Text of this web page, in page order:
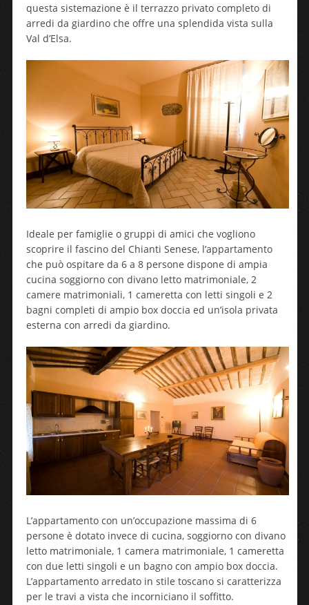
questa sistemazione è il terrazzo privato completo di
arredi da giardino che offre una splendida vista sulla
Val d’Elsa.
Ideale per famiglie o gruppi di amici che vogliono
scoprire il fascino del Chianti Senese, l’appartamento
che può ospitare da 6 a 8 persone dispone di ampia
cucina soggiorno con divano letto matrimoniale, 2
camere matrimoniali, 1 cameretta con letti singoli e 2
bagni completi di ampio box doccia ed un’isola privata
esterna con arredi da giardino.
L’appartamento con un’occupazione massima di 6
persone è dotato invece di cucina, soggiorno con divano
letto matrimoniale, 1 camera matrimoniale, 1 cameretta
con due letti singoli e un bagno con ampio box doccia.
L’appartamento arredato in stile toscano si caratterizza
per le travi a vista che incorniciano il soffitto.